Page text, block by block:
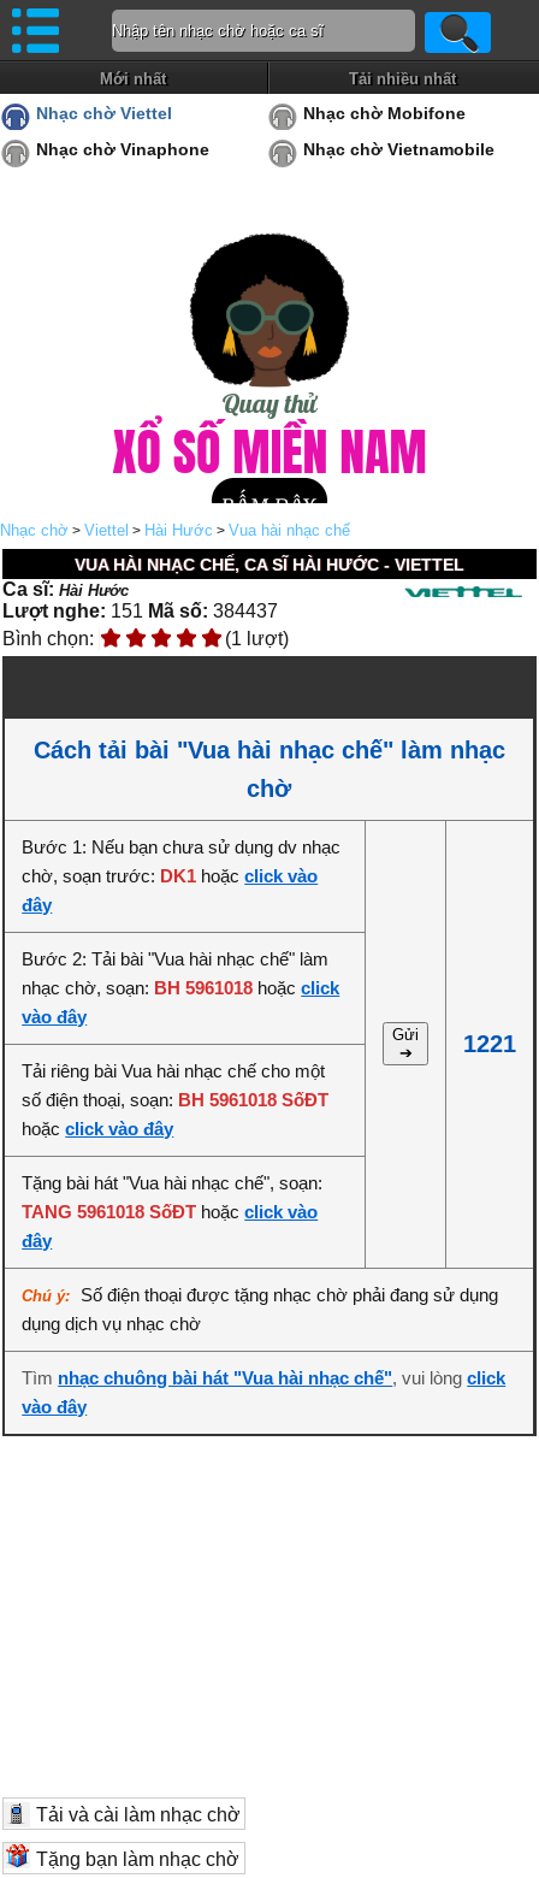
Mới nhất Tải nhiều nhất
Nhạc chờ Viettel
Nhạc chờ Mobifone
Nhạc chờ Vinaphone
Nhạc chờ Vietnamobile
Nhạc chờ > Viettel > Hài Hước > Vua hài nhạc chế
VUA HÀI NHẠC CHẾ, CA SĨ HÀI HƯỚC - VIETTEL
Ca sĩ:Hài Hước
Lượt nghe: 151 Mã số: 384437
Bình chọn:
(1 lượt)
Cách tải bài "Vua hài nhạc chế" làm nhạc
chờ
Bước 1: Nếu bạn chưa sử dụng dv nhạc
chờ, soạn trước: DK1 hoặcclick vào
đây
Gửi
➔
1221
Bước 2: Tải bài "Vua hài nhạc chế" làm
nhạc chờ, soạn: BH 5961018 hoặcclick
vào đây
Tải riêng bài Vua hài nhạc chế cho một
số điện thoại, soạn: BH 5961018 SốĐT
hoặcclick vào đây
Tặng bài hát "Vua hài nhạc chế", soạn:
TANG 5961018 SốĐT hoặcclick vào
đây
Chú ý:
Số điện thoại được tặng nhạc chờ phải đang sử dụng
dụng dịch vụ nhạc chờ
Tìm nhạc chuông bài hát "Vua hài nhạc chế", vui lòngclick
vào đây
Tải và cài làm nhạc chờ
Tặng bạn làm nhạc chờ